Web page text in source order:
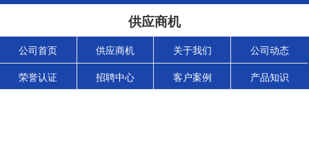
供应商机
公司首页 供应商机 关于我们 公司动态
荣誉认证 招聘中心 客户案例 产品知识